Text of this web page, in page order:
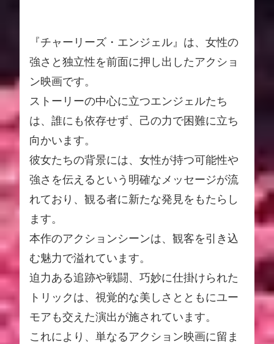
『チャーリーズ・エンジェル』は、女性の
強さと独立性を前面に押し出したアクショ
ン映画です。
ストーリーの中心に立つエンジェルたち
は、誰にも依存せず、己の力で困難に立ち
向かいます。
彼女たちの背景には、女性が持つ可能性や
強さを伝えるという明確なメッセージが流
れており、観る者に新たな発見をもたらし
ます。
本作のアクションシーンは、観客を引き込
む魅力で溢れています。
迫力ある追跡や戦闘、巧妙に仕掛けられた
トリックは、視覚的な美しさとともにユー
モアも交えた演出が施されています。
これにより、単なるアクション映画に留ま